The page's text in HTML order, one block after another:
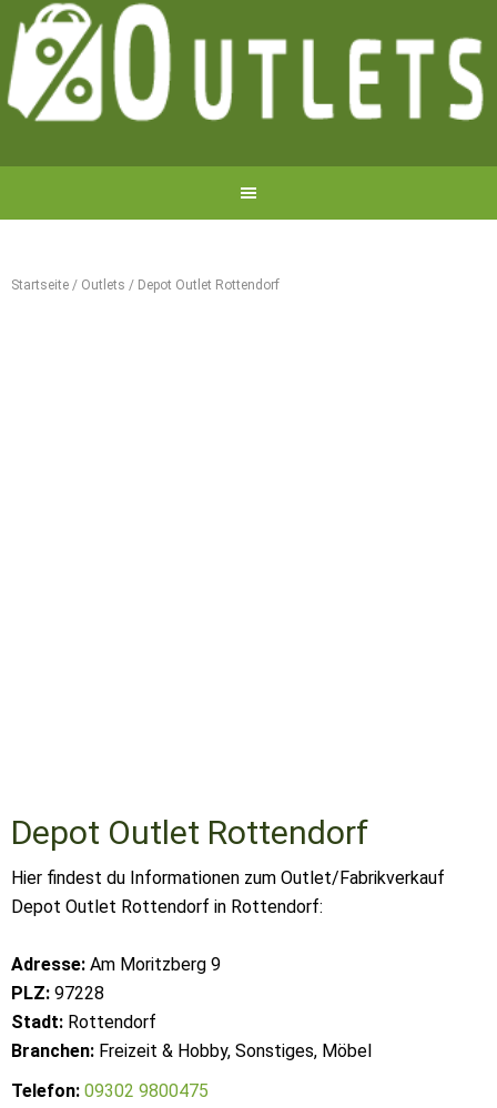
Startseite / Outlets / Depot Outlet Rottendorf
Depot Outlet Rottendorf
Hier findest du Informationen zum Outlet/Fabrikverkauf
Depot Outlet Rottendorf in Rottendorf:
Adresse: Am Moritzberg 9
PLZ: 97228
Stadt: Rottendorf
Branchen: Freizeit & Hobby, Sonstiges, Möbel
Telefon: 09302 9800475